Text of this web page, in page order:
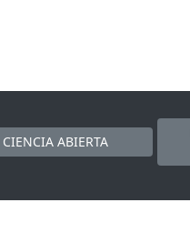
CIENCIA ABIERTA